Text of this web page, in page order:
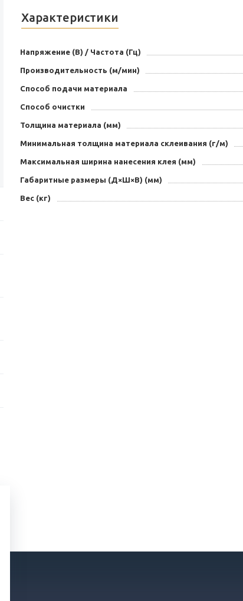
Характеристики
Напряжение (В) / Частота (Гц)
Производительность (м/мин)
Способ подачи материала
Способ очистки
Толщина материала (мм)
Минимальная толщина материала склеивания (г/м)
Максимальная ширина нанесения клея (мм)
Габаритные размеры (Д×Ш×В) (мм)
Вес (кг)